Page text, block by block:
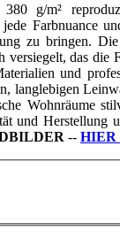
g/m²
Farbnuance
zu bringen.
versiegelt, das die
und
langlebigen
Wohnräume
und Herstellung
-- HIER